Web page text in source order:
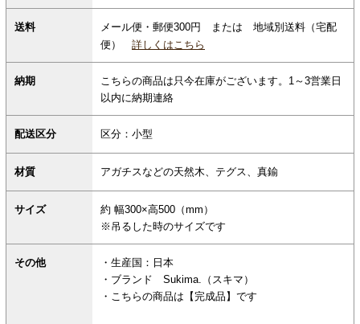
送料
メール便・郵便300円 または 地域別送料（宅配
便）
詳しくはこちら
納期
こちらの商品は只今在庫がございます。1～3営業日
以内に納期連絡
配送区分 区分：小型
材質 アガチスなどの天然木、テグス、真鍮
サイズ
約 幅300×高500（mm）
※吊るした時のサイズです
その他
・生産国：日本
・ブランド Sukima.（スキマ）
・こちらの商品は【完成品】です